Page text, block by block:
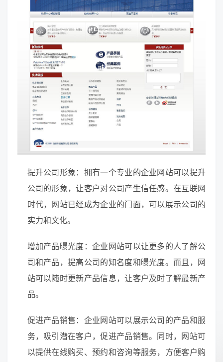
提升公司形象：拥有一个专业的企业网站可以提升
公司的形象，让客户对公司产生信任感。在互联网
时代，网站已经成为企业的门面，可以展示公司的
实力和文化。
增加产品曝光度：企业网站可以让更多的人了解公
司和产品，提高公司的知名度和曝光度。而且，网
站可以随时更新产品信息，让客户及时了解最新产
品。
促进产品销售：企业网站可以展示公司的产品和服
务，吸引潜在客户，促进产品销售。同时，网站可
以提供在线购买、预约和咨询等服务，方便客户购